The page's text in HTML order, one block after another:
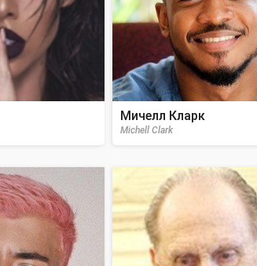
Мичелл Кларк
Michell Clark